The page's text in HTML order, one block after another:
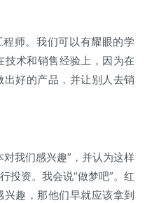
师。我们可以有耀眼的学
术和销售经验上，因为在
好的产品，并让别人去销
我们感兴趣”，并认为这样
投资。我会说“做梦吧”。红
趣，那他们早就应该拿到